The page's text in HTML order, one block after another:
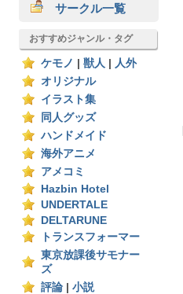
サークル一覧
おすすめジャンル・タグ
ケモノ 獣人
人外
オリジナル
イラスト集
同人グッズ
ハンドメイド
海外アニメ
アメコミ
Hazbin Hotel
UNDERTALE
DELTARUNE
トランスフォーマー
東京放課後サモナー
ズ
評論
小説